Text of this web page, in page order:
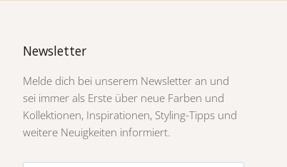
Newsletter
Melde dich bei unserem Newsletter an und
sei immer als Erste über neue Farben und
Kollektionen, Inspirationen, Styling-Tipps und
weitere Neuigkeiten informiert.